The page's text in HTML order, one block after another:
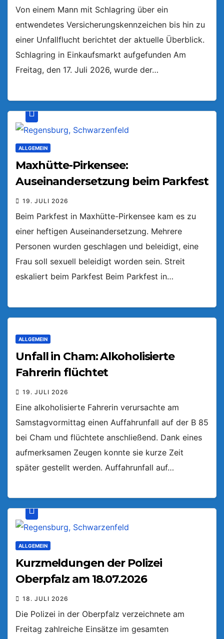
Von einem Mann mit Schlagring über ein
entwendetes Versicherungskennzeichen bis hin zu
einer Unfallflucht berichtet der aktuelle Überblick.
Schlagring in Einkaufsmarkt aufgefunden Am
Freitag, den 17. Juli 2026, wurde der…
ALLGEMEIN
Maxhütte-Pirkensee:
Auseinandersetzung beim Parkfest
19. JULI 2026
Beim Parkfest in Maxhütte-Pirkensee kam es zu
einer heftigen Auseinandersetzung. Mehrere
Personen wurden geschlagen und beleidigt, eine
Frau soll sexuell beleidigt worden sein. Streit
eskaliert beim Parkfest Beim Parkfest in…
ALLGEMEIN
Unfall in Cham: Alkoholisierte
Fahrerin flüchtet
19. JULI 2026
Eine alkoholisierte Fahrerin verursachte am
Samstagvormittag einen Auffahrunfall auf der B 85
bei Cham und flüchtete anschließend. Dank eines
aufmerksamen Zeugen konnte sie kurze Zeit
später gestellt werden. Auffahrunfall auf…
ALLGEMEIN
Kurzmeldungen der Polizei
Oberpfalz am 18.07.2026
18. JULI 2026
Die Polizei in der Oberpfalz verzeichnete am
Freitag zahlreiche Einsätze im gesamten